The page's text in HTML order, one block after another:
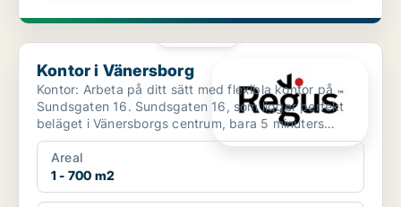
Kontor i Vänersborg
Kontor i Vänersborg
Kontor: Arbeta på ditt sätt med flexibla kontor på
Sundsgaten 16. Sundsgaten 16, som ligger perfekt
beläget i Vänersborgs centrum, bara 5 minuters
promenad f...
Areal
1 - 700 m2